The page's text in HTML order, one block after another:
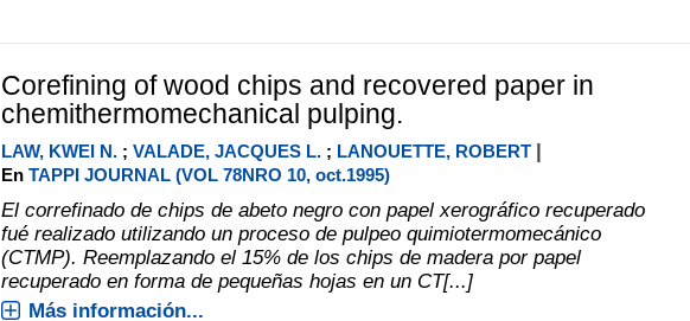
Corefining of wood chips and recovered paper in
chemithermomechanical pulping.
LAW, KWEI N.; VALADE, JACQUES L.; LANOUETTE, ROBERT
En TAPPI JOURNAL (VOL 78NRO 10, oct.1995)
El correfinado de chips de abeto negro con papel xerográfico recuperado
fué realizado utilizando un proceso de pulpeo quimiotermomecánico
(CTMP). Reemplazando el 15% de los chips de madera por papel
recuperado en forma de pequeñas hojas en un CT[...]
Más información...